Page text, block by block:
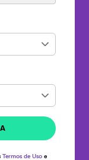
Termos de Uso e